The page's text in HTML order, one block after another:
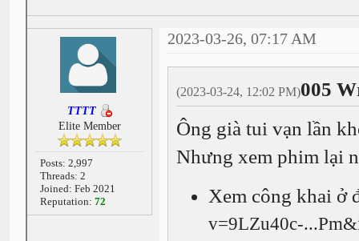
TTTT
Elite Member
Posts: 2,997
Threads: 2
Joined: Feb 2021
Reputation: 72
2023-03-26, 07:17 AM
(2023-03-24, 12:02 PM)005
Ông già tui vạn lần
Nhưng xem phim lại
Xem công khai ở
v=9LZu40c-